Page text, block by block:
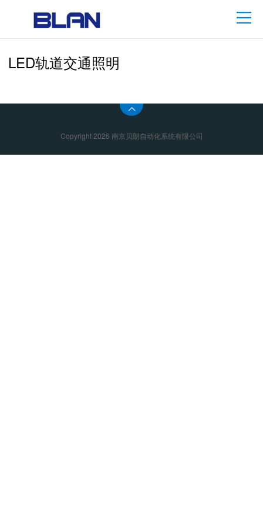
LED轨道交通照明
Copyright 2026 南京贝朗自动化系统有限公司